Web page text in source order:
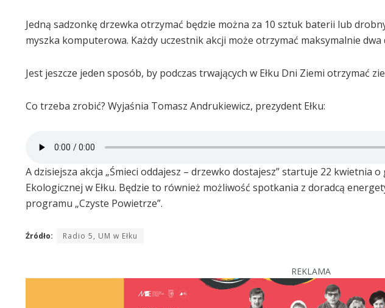
Jedną sadzonkę drzewka otrzymać będzie można za 10 sztuk baterii lub
myszka komputerowa. Każdy uczestnik akcji może otrzymać maksymalnie dwa
Jest jeszcze jeden sposób, by podczas trwających w Ełku Dni Ziemi otrzymać
Co trzeba zrobić? Wyjaśnia Tomasz Andrukiewicz, prezydent Ełku:
A dzisiejsza akcja „Śmieci oddajesz – drzewko dostajesz” startuje 22 kwietnia
Ekologicznej w Ełku. Będzie to również możliwość spotkania z doradcą
programu „Czyste Powietrze”.
Źródło: Radio 5, UM w Ełku
REKLAMA